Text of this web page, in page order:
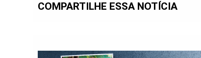
COMPARTILHE ESSA NOTÍCIA